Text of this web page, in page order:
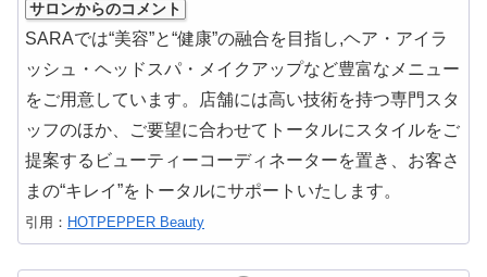
サロンからのコメント
SARAでは“美容”と“健康”の融合を目指し,ヘア・アイラ
ッシュ・ヘッドスパ・メイクアップなど豊富なメニュー
をご用意しています。店舗には高い技術を持つ専門スタ
ッフのほか、ご要望に合わせてトータルにスタイルをご
提案するビューティーコーディネーターを置き、お客さ
まの“キレイ”をトータルにサポートいたします。
引用： HOTPEPPER Beauty